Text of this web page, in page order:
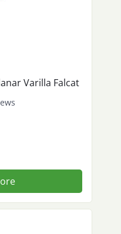
Varilla Falcat